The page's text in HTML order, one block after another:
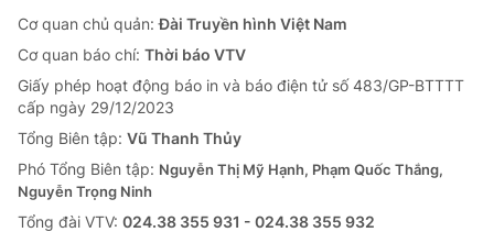
Cơ quan chủ quản:Đài Truyền hình Việt Nam
Cơ quan báo chí: Thời báo VTV
Giấy phép hoạt động báo in và báo điện tử số 483/GP-BTTTT
cấp ngày 29/12/2023
Tổng Biên tập: Vũ Thanh Thủy
Phó Tổng Biên tập: Nguyễn Thị Mỹ Hạnh, Phạm Quốc Thắng,
Nguyễn Trọng Ninh
Tổng đài VTV: 024.38 355 931 - 024.38 355 932